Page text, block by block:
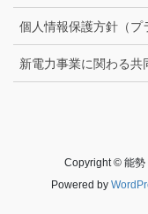
個人情報保護方針（プ
新電力事業に関わる共
Copyright © 能勢
Powered by